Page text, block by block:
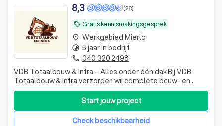
local_offer Gratis kennismakingsgesprek
(28)
8,3
VDB Totaalbouw & Infra – Alles onder één dak Bij VDB
Totaalbouw & Infra verzorgen wij complete bouw- en
renovatieprojecten van A tot Z. Van binnenafwerking tot
buitenwerk, van woningrenovatie tot complete
projectbouw en infrastructuur. Wij combineren
vakmanschap met een praktische aanpak, duidelij
Check beschikbaarheid
Start jouw project
place Werkgebied Mierlo
timelapse 5 jaar in bedrijf
phone 040 320 2498